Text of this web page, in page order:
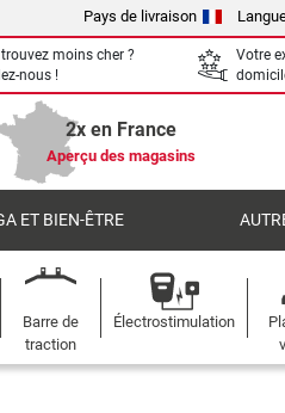
Pays de livraison
moins cher ?
nous !
Votre
2x en France
Aperçu des magasins
ET BIEN-ÊTRE
Barre de
traction
Électrostimulation